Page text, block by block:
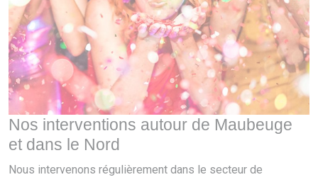
Nos interventions autour de Maubeuge
et dans le Nord
Nous intervenons régulièrement dans le secteur de